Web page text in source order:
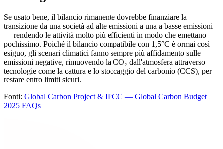
Se usato bene, il bilancio rimanente dovrebbe finanziare la
transizione da una società ad alte emissioni a una a basse emissioni
— rendendo le attività molto più efficienti in modo che emettano
pochissimo. Poiché il bilancio compatibile con 1,5°C è ormai così
esiguo, gli scenari climatici fanno sempre più affidamento sulle
emissioni negative, rimuovendo la CO₂ dall'atmosfera attraverso
tecnologie come la cattura e lo stoccaggio del carbonio (CCS), per
restare entro limiti sicuri.
Fonti: Global Carbon Project & IPCC — Global Carbon Budget
2025 FAQs